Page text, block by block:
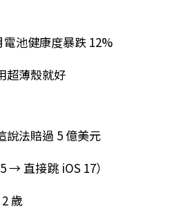
池健康度暴跌 12%
超薄殼就好
說法賠過 5 億美元
→ 直接跳 iOS 17）
歲